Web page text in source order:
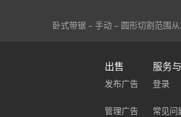
卧式带锯 – 手动 – 圆形切割范围
出售
发布广告
管理广告
服务
登录
常见问